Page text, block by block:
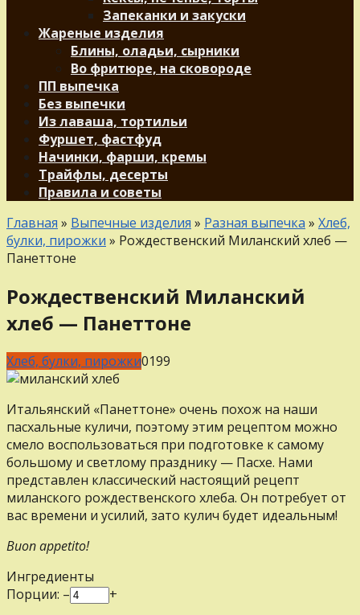
Запеканки и закуски
Жареные изделия
Блины, оладьи, сырники
Во фритюре, на сковороде
ПП выпечка
Без выпечки
Из лаваша, тортильи
Фуршет, фастфуд
Начинки, фарши, кремы
Трайфлы, десерты
Правила и советы
Главная » Выпечные изделия » Разная выпечка » Хлеб,
булки, пирожки » Рождественский Миланский хлеб —
Панеттоне
Рождественский Миланский
хлеб — Панеттоне
Хлеб, булки, пирожки0199
Итальянский «Панеттоне» очень похож на наши
пасхальные куличи, поэтому этим рецептом можно
смело воспользоваться при подготовке к самому
большому и светлому празднику — Пасхе. Нами
представлен классический настоящий рецепт
миланского рождественского хлеба. Он потребует от
вас времени и усилий, зато кулич будет идеальным!
Buon appetito!
Ингредиенты
Порции: –
+